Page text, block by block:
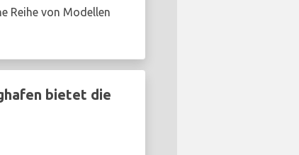
Reihe von Modellen
bietet die